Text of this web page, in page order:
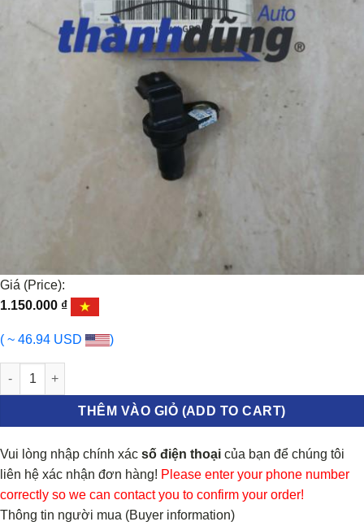
Giá (Price):
1.150.000 ₫
( ~ 46.94 USD )
CẢM BIẾN CỐT MÁY NISSAN JUKE 1.6 | 237311KC1A số lượng
THÊM VÀO GIỎ (ADD TO CART)
Vui lòng nhập chính xác số điện thoại của bạn để chúng tôi
liên hệ xác nhận đơn hàng! Please enter your phone number
correctly so we can contact you to confirm your order!
Thông tin người mua (Buyer information)